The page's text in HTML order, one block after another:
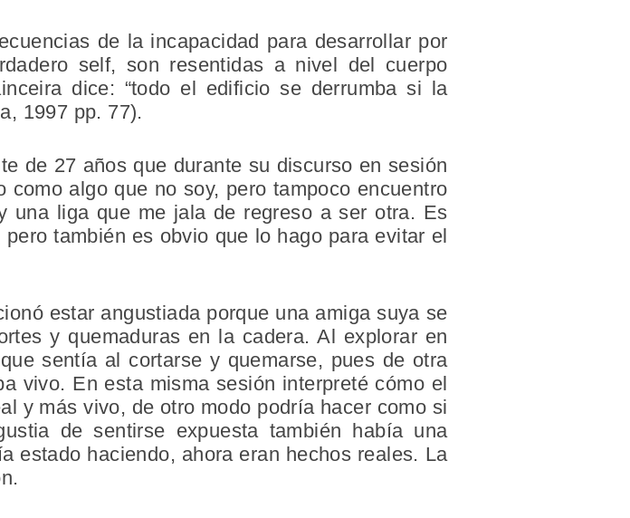
de la incapacidad para desarrollar por
self, son resentidas a nivel del cuerpo
dice: “todo el edificio se derrumba si la
1997 pp. 77).
de 27 años que durante su discurso en sesión
como algo que no soy, pero tampoco encuentro
una liga que me jala de regreso a ser otra. Es
también es obvio que lo hago para evitar el
estar angustiada porque una amiga suya se
y quemaduras en la cadera. Al explorar en
sentía al cortarse y quemarse, pues de otra
vivo. En esta misma sesión interpreté cómo el
y más vivo, de otro modo podría hacer como si
de sentirse expuesta también había una
estado haciendo, ahora eran hechos reales. La